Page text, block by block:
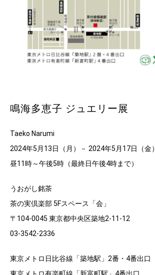
鳴海多恵子 ジュエリー展
Taeko Narumi
2024年5月13日（月）－ 2024年5月17日（金）
昼11時～午後5時（最終日午後4時まで）
うおがし銘茶
茶の実倶楽部 5Fスペース「会」
〒104-0045 東京都中央区築地2-11-12
03-3542-2336
東京メトロ日比谷線「築地駅」2番・4番出口